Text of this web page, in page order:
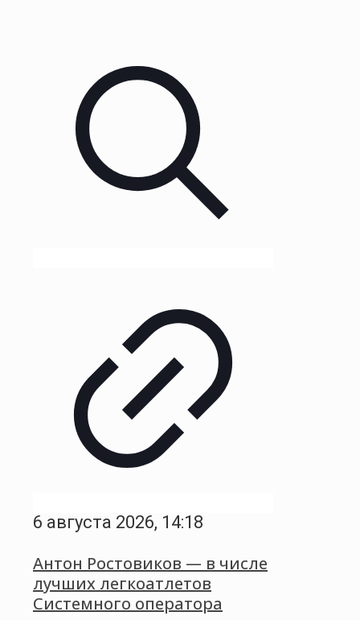
6 августа 2026, 14:18
Антон Ростовиков — в числе
лучших легкоатлетов
Системного оператора